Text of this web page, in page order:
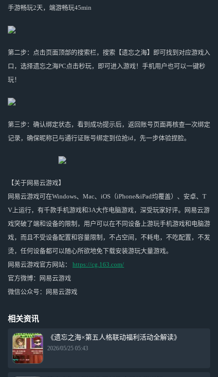
手游畅玩2天，端游畅玩45min
第二步：点击页面顶部的搜索栏，搜索【遗忘之海】即可找到对应游戏入
口，选择遗忘之海PC点击秒玩，即可进入游戏！手机用户也可以一键秒
玩！
第三步：确认绑定状态，看到成功提示后，返回账号页面再核查一次绑定
记录，确保昵称已与通行证账号绑定到位抢id，先一步体验捏脸。
【关于网易云游戏】
网易云游戏可在Windows、Mac、iOS（iPhone&iPad均覆盖）、安卓、T
V上运行，有千款手机游戏和3A大作电脑游戏，深受玩家好评。网易云游
戏突破了端和设备的限制，用户可以在不同设备上游玩手机游戏和电脑游
戏，而且不受设备配置和容量限制，不占空间，不耗电，不吃配置，不发
烫，任何设备都可以随心所欲地免下载安装游玩大量游戏。
网易云游戏官方网站： https://cg.163.com/
官方微博：网易云游戏
微信公众号：网易云游戏
相关资讯
《遗忘之海×第五人格联动福利活动全解读》
2026/05/25 05:43